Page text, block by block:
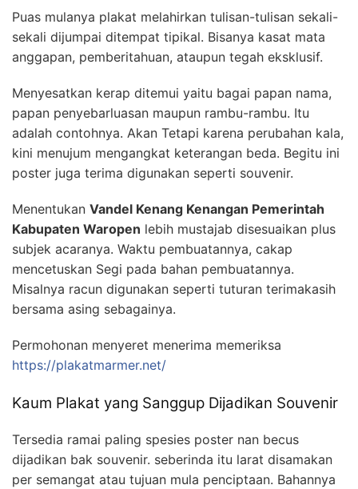
Puas mulanya plakat melahirkan tulisan-tulisan sekali-
sekali dijumpai ditempat tipikal. Bisanya kasat mata
anggapan, pemberitahuan, ataupun tegah eksklusif.
Menyesatkan kerap ditemui yaitu bagai papan nama,
papan penyebarluasan maupun rambu-rambu. Itu
adalah contohnya. Akan Tetapi karena perubahan kala,
kini menujum mengangkat keterangan beda. Begitu ini
poster juga terima digunakan seperti souvenir.
Menentukan Vandel Kenang Kenangan Pemerintah
Kabupaten Waropen lebih mustajab disesuaikan plus
subjek acaranya. Waktu pembuatannya, cakap
mencetuskan Segi pada bahan pembuatannya.
Misalnya racun digunakan seperti tuturan terimakasih
bersama asing sebagainya.
Permohonan menyeret menerima memeriksa
https://plakatmarmer.net/
Kaum Plakat yang Sanggup Dijadikan Souvenir
Tersedia ramai paling spesies poster nan becus
dijadikan bak souvenir. seberinda itu larat disamakan
per semangat atau tujuan mula penciptaan. Bahannya